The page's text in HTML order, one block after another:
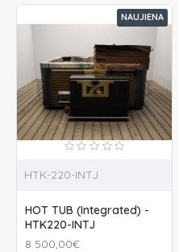
NAUJIENA
HTK-220-INTJ
HOT TUB (Integrated) -
HTK220-INTJ
8 500,00€